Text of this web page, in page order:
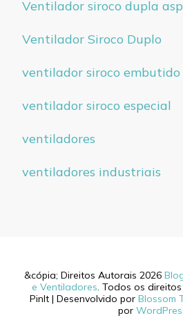
Ventilador siroco dupla
Ventilador Siroco Duplo
ventilador siroco embutido
ventilador siroco especial
ventiladores
ventiladores industriais
&cópia; Direitos Autorais 2026
e Ventiladores. Todos os
PinIt | Desenvolvido por Blossom
por